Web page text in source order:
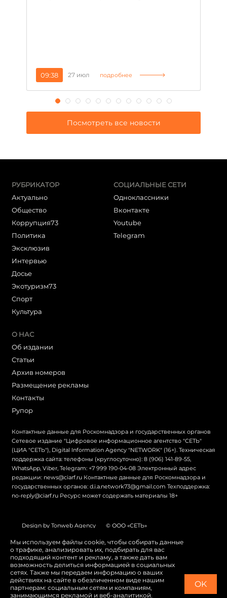
09:38 27 июл подробнее
Посмотреть все новости
РУБРИКАТОР
Актуально
Общество
Коррупция73
Политика
Эксклюзив
Интервью
Досье
Экотуризм73
Cпорт
Культура
СОЦИАЛЬНЫЕ СЕТИ
Одноклассники
Вконтакте
Youtube
Telegram
О НАС
Об издании
Статьи
Архив номеров
Размещение рекламы
Контакты
Рупор
Контактные данные для Роскомнадзора и государственных органов
Сетевое издание "Цифровое информационное агентство "СЕТЬ"
(ЦИА "СЕТЬ"), Digital Information Agency "NETWORK" (16+). Техническая
поддержка сайта: телефоны (круглосуточно): 8 (906) 141-89-55,
WhatsApp, Viber, Telegram: +7 999 190-04-08 Электронный адрес
редакции: news@ciarf.ru Контактные данные для Роскомнадзора и
государственных органов: d.i.a.network73@gmail.com Техподдержка:
no-reply@ciarf.ru Ресурс может содержать материалы 18+
Design by Tonweb Agency © ООО «СЕТЬ»
Политика конфиденциальности Карта сайта
Switch to English
Мы используем файлы cookie, чтобы собирать данные
о трафике, анализировать их, подбирать для вас
подходящий контент и рекламу, а также дать вам
возможность делиться информацией в социальных
сетях. Также мы передаем информацию о ваших
действиях на сайте в обезличенном виде нашим
партнерам: социальным сетям и компаниям,
занимающимся рекламой и веб-аналитикой.
OK